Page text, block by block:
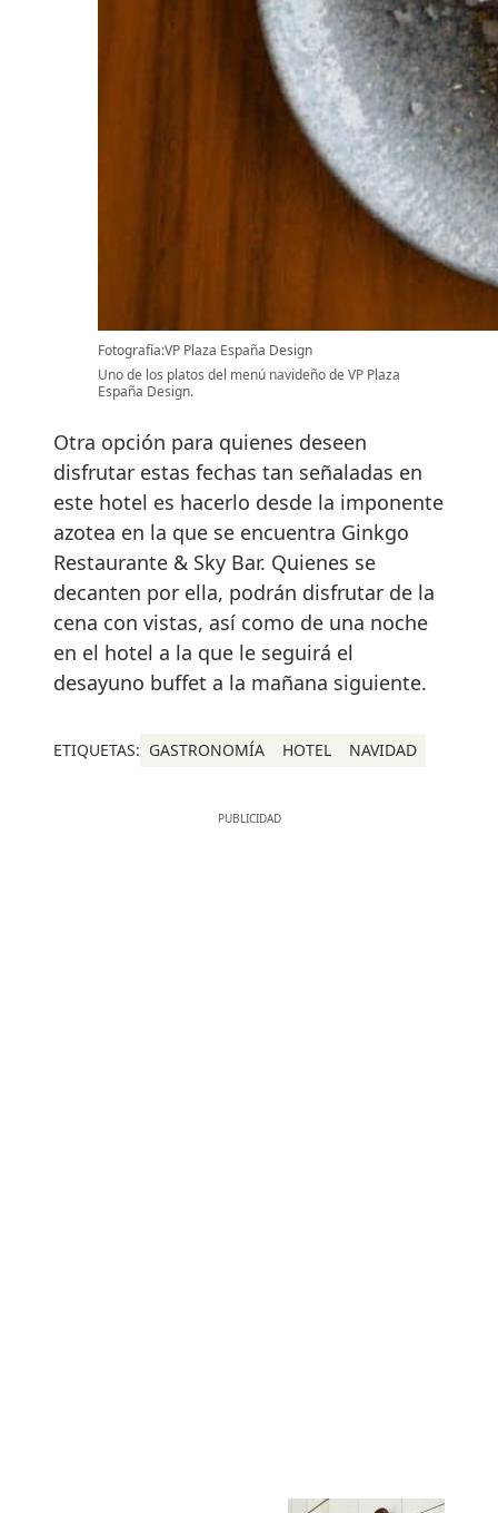
Fotografía:VP Plaza España Design
Uno de los platos del menú navideño de VP Plaza
España Design.
Otra opción para quienes deseen
disfrutar estas fechas tan señaladas en
este hotel es hacerlo desde la imponente
azotea en la que se encuentra Ginkgo
Restaurante & Sky Bar. Quienes se
decanten por ella, podrán disfrutar de la
cena con vistas, así como de una noche
en el hotel a la que le seguirá el
desayuno buffet a la mañana siguiente.
ETIQUETAS: GASTRONOMÍA HOTEL NAVIDAD